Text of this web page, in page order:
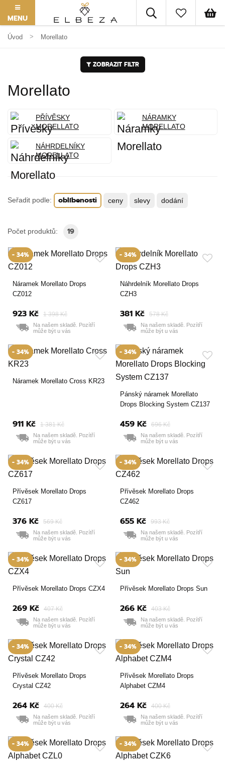
MENU
Úvod Morellato
ZOBRAZIT FILTR
Morellato
PŘÍVĚSKY
MORELLATO
NÁRAMKY
MORELLATO
NÁHRDELNÍKY
MORELLATO
Seřadit podle: oblíbenosti ceny slevy dodání
Počet produktů: 19
- 34%
Náramek Morellato Drops
CZ012
923 Kč 1 398 Kč
Na našem skladě. Pozítří
může být u vás
- 34%
Náhrdelník Morellato Drops
CZH3
381 Kč 578 Kč
Na našem skladě. Pozítří
může být u vás
- 34%
Náramek Morellato Cross KR23
911 Kč 1 381 Kč
Na našem skladě. Pozítří
může být u vás
- 34%
Pánský náramek Morellato
Drops Blocking System CZ137
459 Kč 696 Kč
Na našem skladě. Pozítří
může být u vás
- 34%
Přívěsek Morellato Drops
CZ617
376 Kč 569 Kč
Na našem skladě. Pozítří
může být u vás
- 34%
Přívěsek Morellato Drops
CZ462
655 Kč 993 Kč
Na našem skladě. Pozítří
může být u vás
- 34%
Přívěsek Morellato Drops CZX4
269 Kč 407 Kč
Na našem skladě. Pozítří
může být u vás
- 34%
Přívěsek Morellato Drops Sun
266 Kč 403 Kč
Na našem skladě. Pozítří
může být u vás
- 34%
Přívěsek Morellato Drops
Crystal CZ42
264 Kč 400 Kč
Na našem skladě. Pozítří
může být u vás
- 34%
Přívěsek Morellato Drops
Alphabet CZM4
264 Kč 400 Kč
Na našem skladě. Pozítří
může být u vás
- 34% - 34%